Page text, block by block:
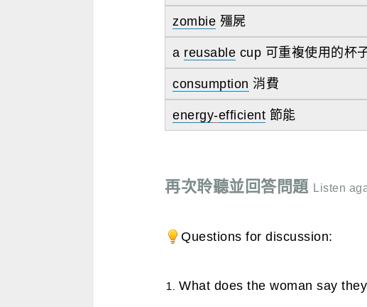
zombie 殭屍
a reusable cup 可重複使用的杯
consumption 消費
energy-efficient 節能
再次聆聽並回答問題 Listen
Questions for discussion:
What does the woman say